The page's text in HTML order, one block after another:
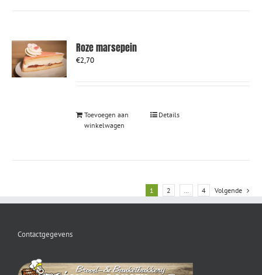
Roze marsepein
€2,70
Toevoegen aan
winkelwagen
Details
1 2 … 4 Volgende
Contactgegevens